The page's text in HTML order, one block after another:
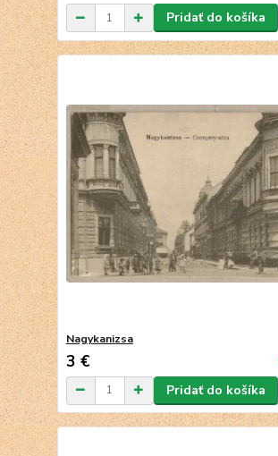
Pridať do košíka
Nagykanizsa
3 €
Pridať do košíka